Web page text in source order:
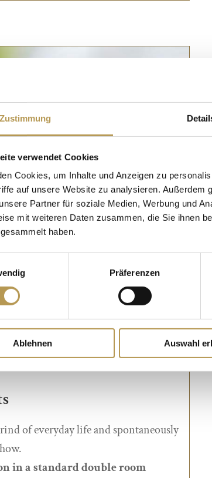
Zustimmung
verwendet Cookies
Cookies, um Inhalte und Anzeigen zu
auf unsere Website zu analysieren.
Partner für soziale Medien, Werbung und
mit weiteren Daten zusammen, die Sie ihnen
haben.
Präferenzen
Ablehnen Auswahl
of everyday life and spontaneously
in a standard double room